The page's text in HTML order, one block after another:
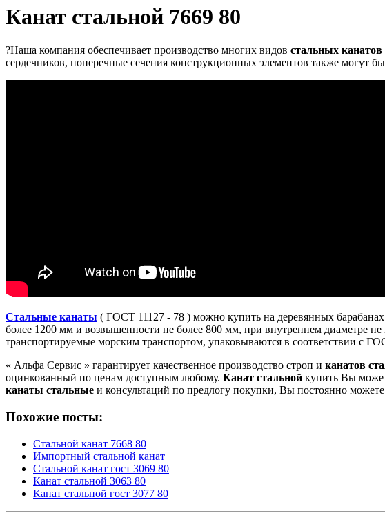
Канат стальной 7669 80
?Наша компания обеспечивает производство многих видов стальных канатов
сердечников, поперечные сечения конструкционных элементов также могут
Стальные канаты ( ГОСТ 11127 - 78 ) можно купить на деревянных
более 1200 мм и возвышенности не более 800 мм, при внутреннем диаметре
транспортируемые морским транспортом, упаковываются в соответствии с
« Альфа Cервис » гарантирует качественное производство строп и канатов
оцинкованный по ценам доступным любому. Канат стальной купить Вы
канаты стальные и консультаций по предлогу покупки, Вы постоянно
Похожие посты:
Стальной канат 7668 80
Импортный стальной канат
Стальной канат гост 3069 80
Канат стальной 3063 80
Канат стальной гост 3077 80